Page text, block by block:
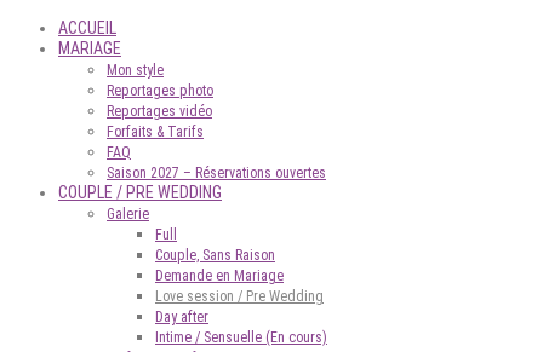
ACCUEIL
MARIAGE
Mon style
Reportages photo
Reportages vidéo
Forfaits & Tarifs
FAQ
Saison 2027 – Réservations ouvertes
COUPLE / PRE WEDDING
Galerie
Full
Couple, Sans Raison
Demande en Mariage
Love session / Pre Wedding
Day after
Intime / Sensuelle (En cours)